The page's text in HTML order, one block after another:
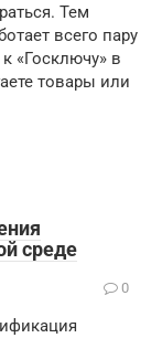
Тем
всего пару
«Госключу» в
товары или
среде
0